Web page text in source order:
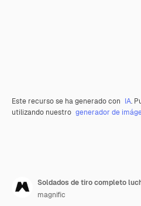
Este recurso se ha generado con IA.
utilizando nuestro generador de
Soldados de tiro completo
magnific